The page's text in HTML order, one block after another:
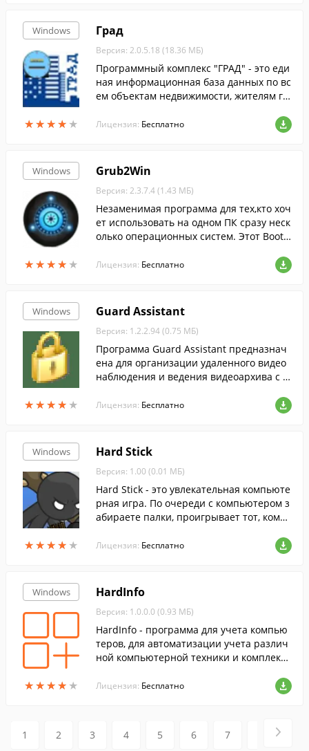
Windows
★★★★ ★
★★★★ ★
Град
Версия: 2.0.5.18 (18.36 МБ)
Программный комплекс "ГРАД" - это еди
ная информационная база данных по вс
ем объектам недвижимости, жителям го
вщикам услуг.
Лицензия: Бесплатно
Windows
★★★★ ★
★★★★ ★
Grub2Win
Версия: 2.3.7.4 (1.43 МБ)
Незаменимая программа для тех,кто хоч
ет использовать на одном ПК сразу неск
олько операционных систем. Этот Boot-
ючаться между любыми ОС.
Лицензия: Бесплатно
Windows
★★★★ ★
★★★★ ★
Guard Assistant
Версия: 1.2.2.94 (0.75 МБ)
Программа Guard Assistant предназнач
ена для организации удаленного видео
наблюдения и ведения видеоархива с п
ства видеозахвата.
Лицензия: Бесплатно
Windows
★★★★ ★
★★★★ ★
Hard Stick
Версия: 1.00 (0.01 МБ)
Hard Stick - это увлекательная компьюте
рная игра. По очереди с компьютером з
абираете палки, проигрывает тот, кому
Лицензия: Бесплатно
Windows
★★★★ ★
★★★★ ★
HardInfo
Версия: 1.0.0.0 (0.93 МБ)
HardInfo - программа для учета компью
теров, для автоматизации учета различ
ной компьютерной техники и комплекту
администраторы, IT-специалисты и друг
Лицензия: Бесплатно
1 2 3 4 5 6 7